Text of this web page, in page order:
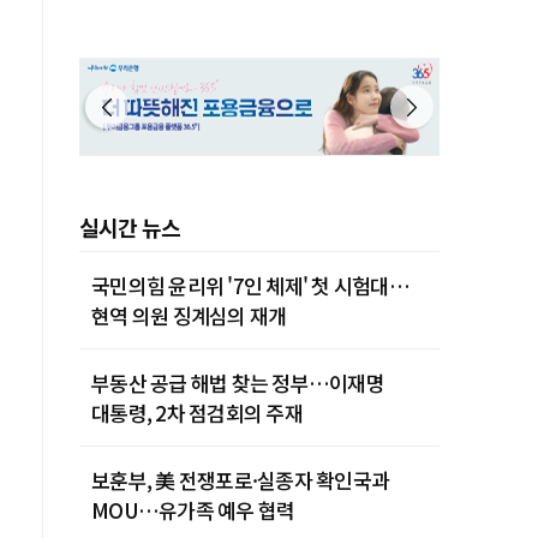
실시간 뉴스
국민의힘 윤리위 '7인 체제' 첫 시험대…
현역 의원 징계심의 재개
부동산 공급 해법 찾는 정부…이재명
대통령, 2차 점검회의 주재
보훈부, 美 전쟁포로·실종자 확인국과
MOU…유가족 예우 협력